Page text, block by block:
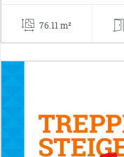
76.11 m²